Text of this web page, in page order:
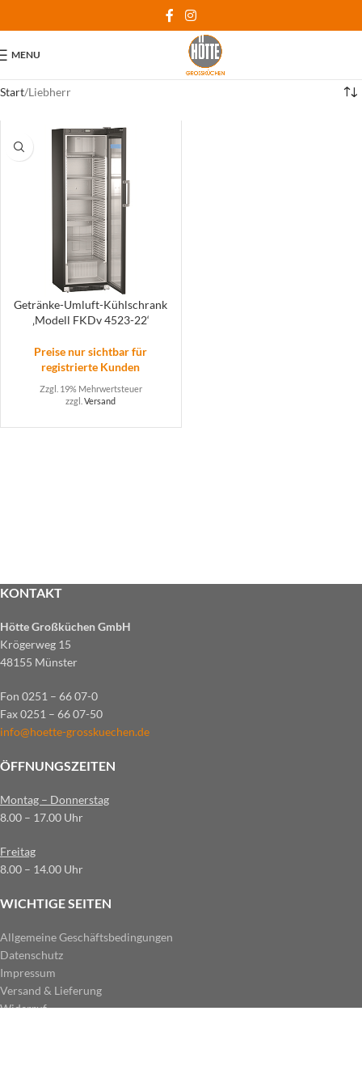
MENU
Start Liebherr
Getränke-Umluft-Kühlschrank
‚Modell FKDv 4523-22‘
Preise nur sichtbar für
registrierte Kunden
Zzgl. 19% Mehrwertsteuer
zzgl.Versand
KONTAKT
Hötte Großküchen GmbH
Krögerweg 15
48155 Münster
Fon 0251 – 66 07-0
Fax 0251 – 66 07-50
info@hoette-grosskuechen.de
ÖFFNUNGSZEITEN
Montag – Donnerstag
8.00 – 17.00 Uhr
Freitag
8.00 – 14.00 Uhr
WICHTIGE SEITEN
Allgemeine Geschäftsbedingungen
Datenschutz
Impressum
Versand & Lieferung
Widerruf